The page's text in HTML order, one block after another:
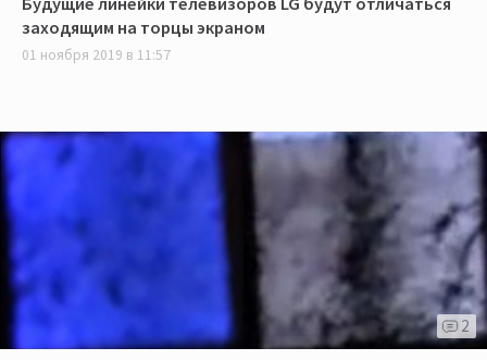
заходящим на торцы экраном
01 ноября 2019 в 11:57
2